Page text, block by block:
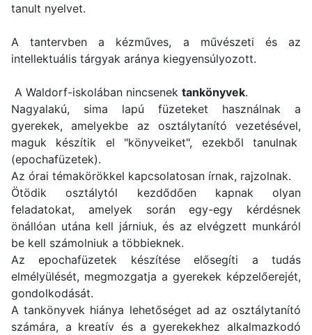
tanult nyelvet.
A tantervben a kézműves, a művészeti és az
intellektuális tárgyak aránya kiegyensúlyozott.
A Waldorf-iskolában nincsenek tankönyvek.
Nagyalakú, sima lapú füzeteket használnak a
gyerekek, amelyekbe az osztálytanító vezetésével,
maguk készítik el "könyveiket", ezekből tanulnak
(epochafüzetek).
Az órai témakörökkel kapcsolatosan írnak, rajzolnak.
Ötödik osztálytól kezdődően kapnak olyan
feladatokat, amelyek során egy-egy kérdésnek
önállóan utána kell járniuk, és az elvégzett munkáról
be kell számolniuk a többieknek.
Az epochafüzetek készítése elősegíti a tudás
elmélyülését, megmozgatja a gyerekek képzelőerejét,
gondolkodását.
A tankönyvek hiánya lehetőséget ad az osztálytanító
számára, a kreatív és a gyerekekhez alkalmazkodó